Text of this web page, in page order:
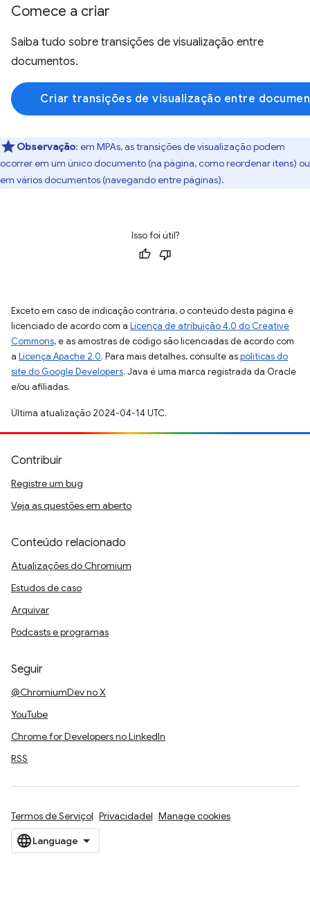
Comece a criar
Saiba tudo sobre transições de visualização entre
documentos.
Criar transições de visualização entre
Observação: em MPAs, as transições de visualização podem
ocorrer em um único documento (na página, como reordenar itens) ou
em vários documentos (navegando entre páginas).
Isso foi útil?
Exceto em caso de indicação contrária, o conteúdo desta página é
licenciado de acordo com a Licença de atribuição 4.0 do Creative
Commons, e as amostras de código são licenciadas de acordo com
a Licença Apache 2.0. Para mais detalhes, consulte aspolíticas do
site do Google Developers. Java é uma marca registrada da Oracle
e/ou afiliadas.
Última atualização 2024-04-14 UTC.
Contribuir
Registre um bug
Veja as questões em aberto
Conteúdo relacionado
Atualizações do Chromium
Estudos de caso
Arquivar
Podcasts e programas
Seguir
@ChromiumDev no X
YouTube
Chrome for Developers no LinkedIn
RSS
Termos de Serviço Privacidade Manage cookies